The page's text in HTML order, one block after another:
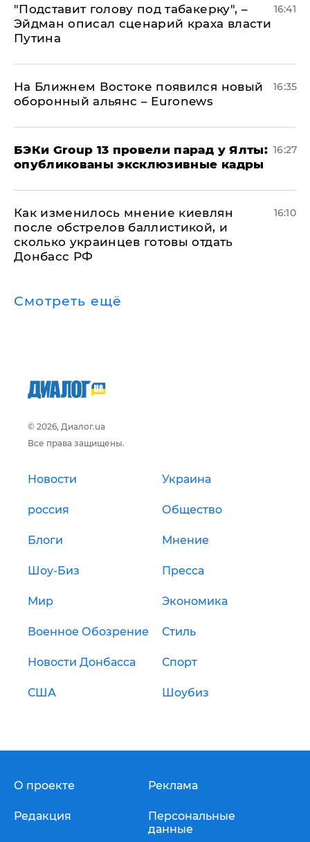
​"Подставит голову под табакерку", –
Эйдман описал сценарий краха власти
Путина
16:41
На Ближнем Востоке появился новый
оборонный альянс – Euronews
16:35
​БЭКи Group 13 провели парад у Ялты:
опубликованы эксклюзивные кадры
16:27
Как изменилось мнение киевлян
после обстрелов баллистикой, и
сколько украинцев готовы отдать
Донбасс РФ
16:10
Смотреть ещё
© 2026, Диалог.ua
Все права защищены.
Новости Украина
россия Общество
Блоги Мнение
Шоу-Биз Пресса
Мир Экономика
Военное Обозрение Стиль
Новости Донбасса Спорт
США Шоубиз
О проекте
Редакция
Реклама
Персональные
данные